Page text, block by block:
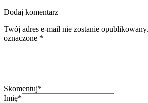
Dodaj komentarz
Twój adres e-mail nie zostanie opublikowany.
oznaczone *
Skomentuj*
Imię*